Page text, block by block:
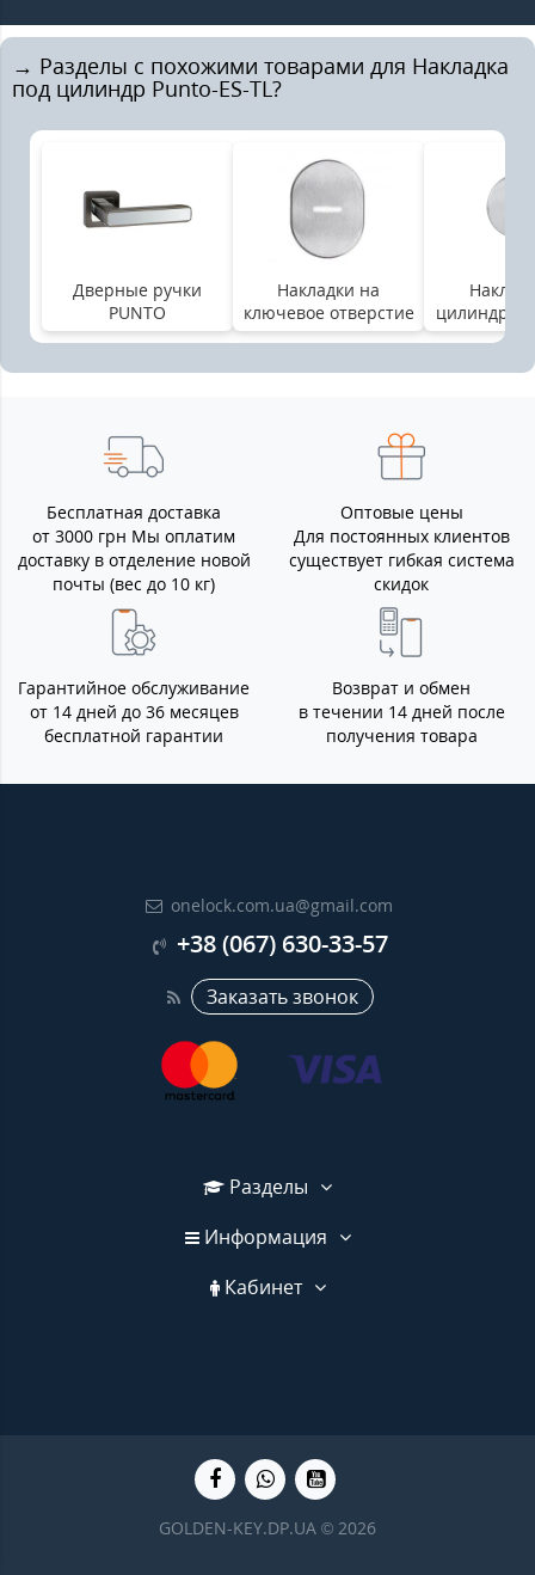
→ Разделы с похожими товарами для Накладка
под цилиндр Punto-ES-TL?
Дверные ручки
PUNTO
Накладки на
ключевое отверстие
Бесплатная доставка
от 3000 грн Мы оплатим
доставку в отделение новой
почты (вес до 10 кг)
Оптовые цены
Для постоянных клиентов
существует гибкая система
скидок
Гарантийное обслуживание
от 14 дней до 36 месяцев
бесплатной гарантии
Возврат и обмен
в течении 14 дней после
получения товара
onelock.com.ua@gmail.com
+38 (067) 630-33-57
Заказать звонок
Разделы
Информация
Кабинет
GOLDEN-KEY.DP.UA © 2026